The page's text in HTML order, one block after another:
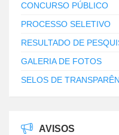
CONCURSO PÚBLICO
PROCESSO SELETIVO
RESULTADO DE
GALERIA DE FOTOS
SELOS DE
AVISOS